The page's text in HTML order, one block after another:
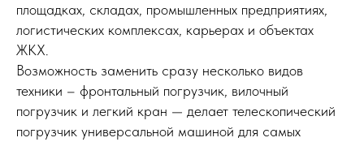
площадках, складах, промышленных предприятиях,
логистических комплексах, карьерах и объектах
ЖКХ.
Возможность заменить сразу несколько видов
техники – фронтальный погрузчик, вилочный
погрузчик и легкий кран — делает телескопический
погрузчик универсальной машиной для самых